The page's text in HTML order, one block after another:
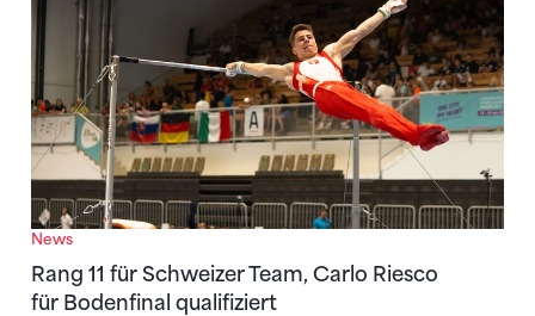
News
Rang 11 für Schweizer Team, Carlo Riesco
für Bodenfinal qualifiziert